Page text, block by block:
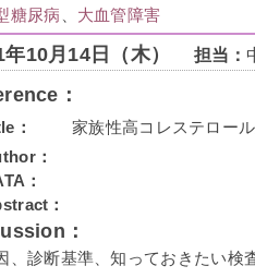
糖尿病 大血管障害
10月14日（木） 担当：
：
：
家族性高コレステロー
：
：
：
：
、診断基準、知っておきたい検